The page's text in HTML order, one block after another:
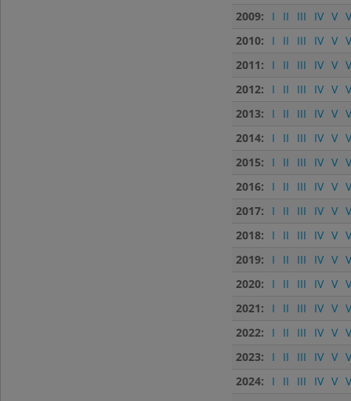
2009:
I II III IV V
2010:
I II III IV V
2011:
I II III IV V
2012:
I II III IV V
2013:
I II III IV V
2014:
I II III IV V
2015:
I II III IV V
2016:
I II III IV V
2017:
I II III IV V
2018:
I II III IV V
2019:
I II III IV V
2020:
I II III IV V
2021:
I II III IV V
2022:
I II III IV V
2023:
I II III IV V
2024:
I II III IV V